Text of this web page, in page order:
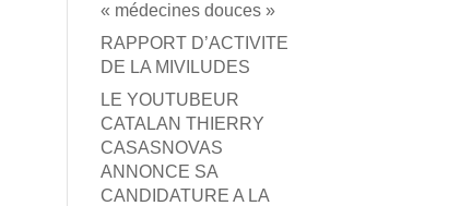
« médecines douces »
RAPPORT D’ACTIVITE
DE LA MIVILUDES
LE YOUTUBEUR
CATALAN THIERRY
CASASNOVAS
ANNONCE SA
CANDIDATURE A LA